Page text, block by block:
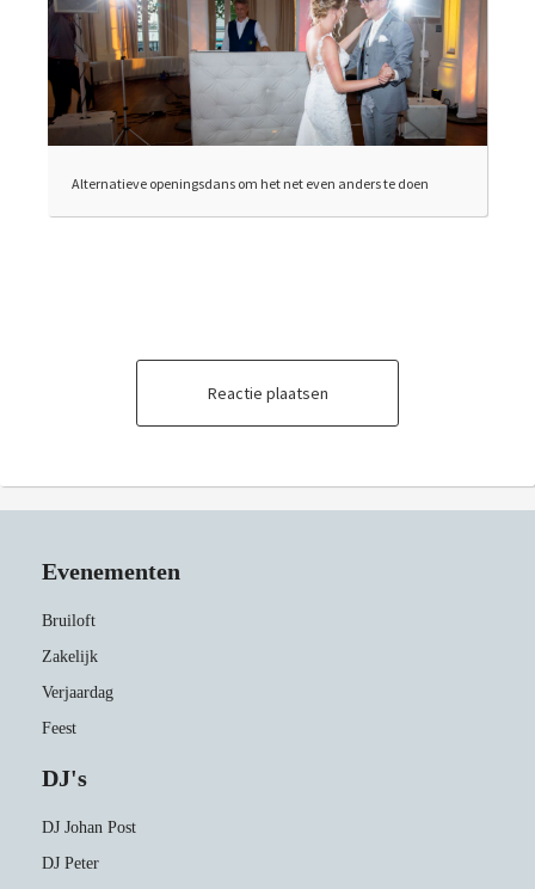
Alternatieve openingsdans om het net even anders te doen
Reactie plaatsen
Evenementen
Bruiloft
Zakelijk
Verjaardag
Feest
DJ's
DJ Johan Post
DJ Peter